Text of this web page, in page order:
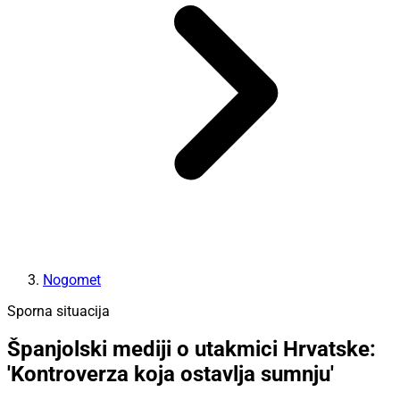
Nogomet
Sporna situacija
Španjolski mediji o utakmici Hrvatske:
'Kontroverza koja ostavlja sumnju'